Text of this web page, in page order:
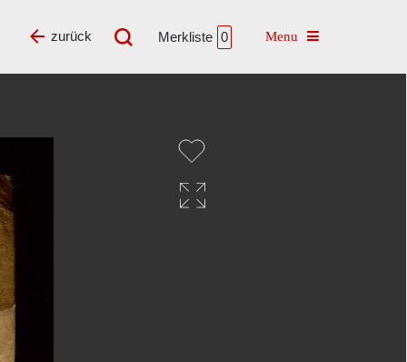
Merkliste 0 Toggle navigation
zurück